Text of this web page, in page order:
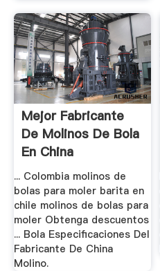
Mejor Fabricante
De Molinos De Bola
En China
... Colombia molinos de
bolas para moler barita en
chile molinos de bolas para
moler Obtenga descuentos
... Bola Especificaciones Del
Fabricante De China
Molino.